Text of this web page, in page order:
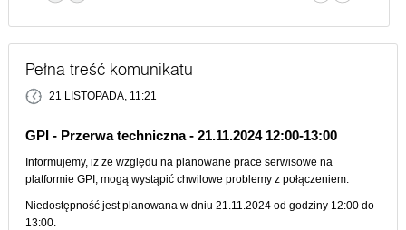
Pełna treść komunikatu
21 LISTOPADA, 11:21
GPI - Przerwa techniczna - 21.11.2024 12:00-13:00
Informujemy, iż ze względu na planowane prace serwisowe na
platformie GPI, mogą wystąpić chwilowe problemy z połączeniem.
Niedostępność jest planowana w dniu 21.11.2024 od godziny 12:00 do
13:00.